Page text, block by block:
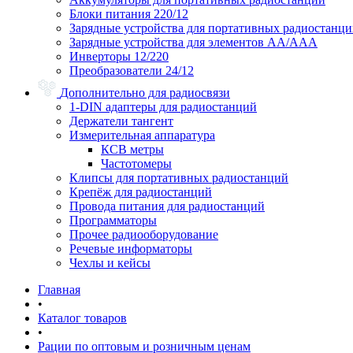
Блоки питания 220/12
Зарядные устройства для портативных
Зарядные устройства для элементов АА/ААА
Инверторы 12/220
Преобразователи 24/12
Дополнительно для радиосвязи
1-DIN адаптеры для радиостанций
Держатели тангент
Измерительная аппаратура
КСВ метры
Частотомеры
Клипсы для портативных радиостанций
Крепёж для радиостанций
Провода питания для радиостанций
Программаторы
Прочее радиооборудование
Речевые информаторы
Чехлы и кейсы
Главная
•
Каталог товаров
•
Рации по оптовым и розничным ценам